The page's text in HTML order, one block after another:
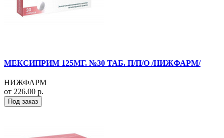
МЕКСИПРИМ 125МГ. №30 ТАБ. П/П/О /НИЖФАРМ/
НИЖФАРМ
от 226.00 р.
Под заказ